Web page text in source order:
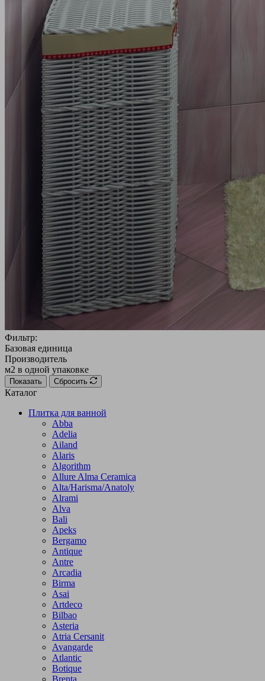
Фильтр:
Базовая единица
Производитель
м2 в одной упаковке
Показать Сбросить
Каталог
Плитка для ванной
Abba
Adelia
Ailand
Alaris
Algorithm
Allure Alma Ceramica
Alta/Harisma/Anatoly
Alrami
Alva
Bali
Apeks
Bergamo
Antique
Antre
Arcadia
Birma
Asai
Artdeco
Bilbao
Asteria
Atria Cersanit
Avangarde
Atlantic
Botique
Brenta